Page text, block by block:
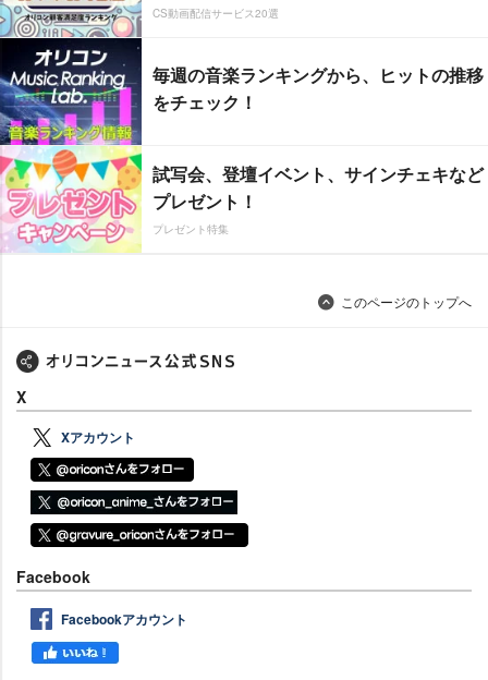
CS動画配信サービス20選
毎週の音楽ランキングから、ヒットの推移
をチェック！
試写会、登壇イベント、サインチェキなど
プレゼント！
プレゼント特集
このページのトップへ
X
Xアカウント
Facebook
Facebookアカウント